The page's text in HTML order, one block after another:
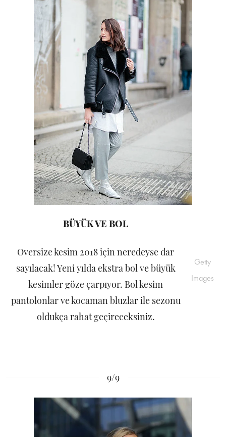
BÜYÜK VE BOL
Oversize kesim 2018 için neredeyse dar
sayılacak! Yeni yılda ekstra bol ve büyük
kesimler göze çarpıyor. Bol kesim
pantolonlar ve kocaman bluzlar ile sezonu
oldukça rahat geçireceksiniz.
Getty
Images
9/9